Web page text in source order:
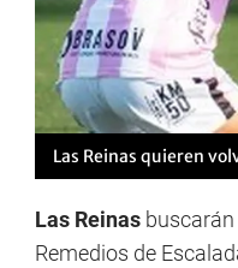
Las Reinas quieren
Las Reinas
Remedios de